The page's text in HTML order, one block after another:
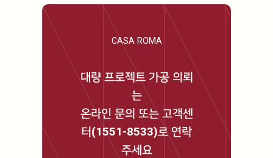
CASA ROMA
대량 프로젝트 가공 의뢰
는
온라인 문의 또는 고객센
터(1551-8533)로 연락
주세요